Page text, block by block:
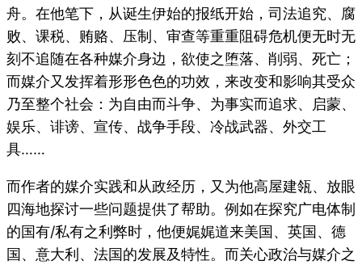
舟。在他笔下，从诞生伊始的报纸开始，司法追究、腐
败、课税、贿赂、压制、审查等重重阻碍危机便无时无
刻不追随在各种媒介身边，欲使之堕落、削弱、死亡；
而媒介又发挥着形形色色的功效，来改变和影响其受众
乃至整个社会：为自由而斗争、为事实而追求、启蒙、
娱乐、诽谤、宣传、战争手段、冷战武器、外交工
具……
而作者的媒介实践和从政经历，又为他高屋建瓴、放眼
四海地探讨一些问题提供了帮助。例如在探究广电体制
的国有/私有之利弊时，他便娓娓道来美国、英国、德
国、意大利、法国的发展及特性。而关心政治与媒介之